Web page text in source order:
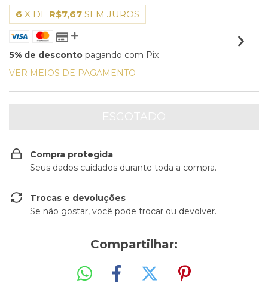
6 X DE R$7,67 SEM JUROS
5% de desconto pagando com Pix
VER MEIOS DE PAGAMENTO
Compra protegida
Seus dados cuidados durante toda a compra.
Trocas e devoluções
Se não gostar, você pode trocar ou devolver.
Compartilhar: